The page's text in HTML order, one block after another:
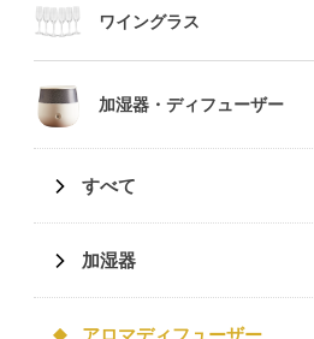
ワイングラス
加湿器・ディフューザー
すべて
加湿器